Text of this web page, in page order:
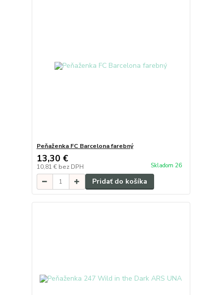
Peňaženka FC Barcelona farebný
13,30 €
10,81 € bez DPH Skladom 26
Pridať do košíka